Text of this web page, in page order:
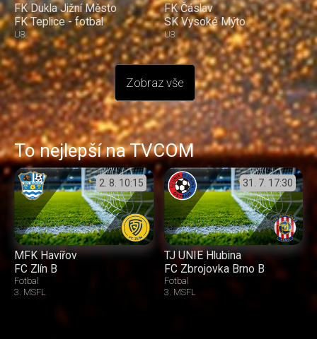
FK Dukla Jižní Město
FK Teplice - fotbal
U8
FK Čáslav
SK Vysoké Mýto
U8
Zobraz vše
To nejlepší na TVCOM
2. 8. 10:15
MFK Havířov
FC Zlín B
Fotbal
3. MSFL
31. 7. 17:30
TJ UNIE Hlubina
FC Zbrojovka Brno B
Fotbal
3. MSFL